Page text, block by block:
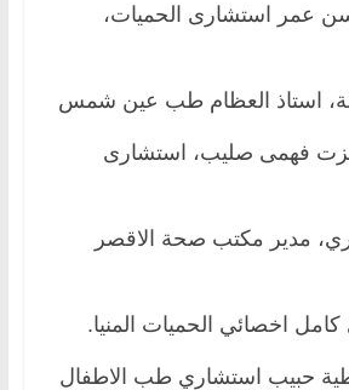
عمر استشارى الحميات،
استاذ العظام طب عين شمس
عزت فهمى صليب، استشارى
مدير مكتب صحة الاقصر
كامل اخصائي الحميات المنيا.
حبيب استشاري طب الاطفال